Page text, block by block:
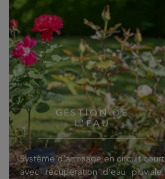
GESTION DE
L'EAU
Système d'arrosage en circuit court
avec récupération d'eau pluviale,